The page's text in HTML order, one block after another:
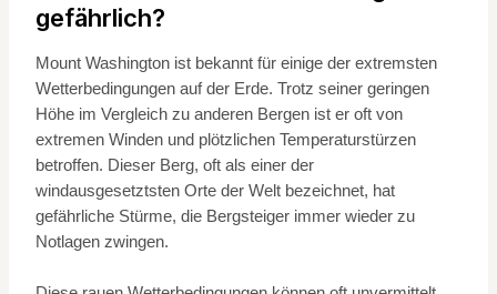
gefährlich?
Mount Washington ist bekannt für einige der extremsten
Wetterbedingungen auf der Erde. Trotz seiner geringen
Höhe im Vergleich zu anderen Bergen ist er oft von
extremen Winden und plötzlichen Temperaturstürzen
betroffen. Dieser Berg, oft als einer der
windausgesetztsten Orte der Welt bezeichnet, hat
gefährliche Stürme, die Bergsteiger immer wieder zu
Notlagen zwingen.